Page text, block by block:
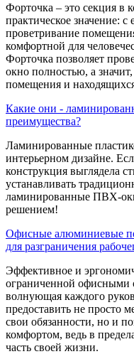
Форточка – это секция в
практическое значение:
проветривание
комфортной для
Форточка позволяет
окно полностью, а
помещения и
Какие они -
преимущества?
Ламинированные
интерьерном дизайне.
конструкция выглядела
устанавливать
ламинированные ПВХ-
решением!
Офисные алюминиевые
для разграничения
Эффективное и
ограниченной офисными
волнующая каждого
предоставить не просто
свои обязанности, но и
комфортом, ведь в
часть своей жизни.